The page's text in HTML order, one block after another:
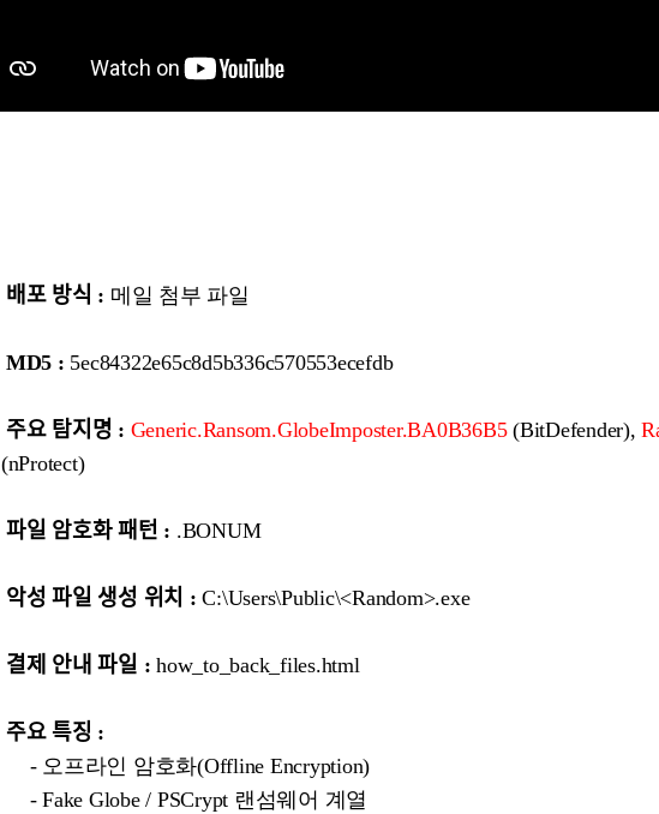
배포 방식 : 메일 첨부 파일
MD5 : 5ec84322e65c8d5b336c570553ecefdb
주요 탐지명 : Generic.Ransom.GlobeImposter.BA0B36B5(BitDefender),
(nProtect)
파일 암호화 패턴 : .BONUM
악성 파일 생성 위치 : C:\Users\Public\<Random>.exe
결제 안내 파일 : how_to_back_files.html
주요 특징 :
- 오프라인 암호화(Offline Encryption)
- Fake Globe / PSCrypt 랜섬웨어 계열